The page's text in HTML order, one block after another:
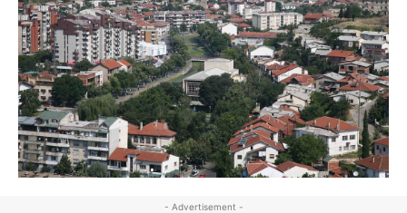
- Advertisement -